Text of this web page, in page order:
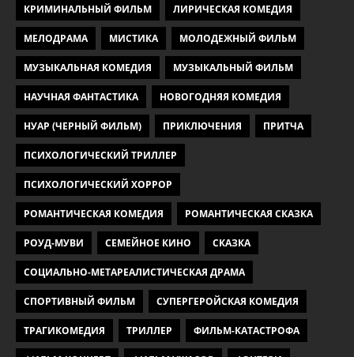
КРИМИНАЛЬНЫЙ ФИЛЬМ ЛИРИЧЕСКАЯ КОМЕДИЯ
МЕЛОДРАМА МИСТИКА МОЛОДЕЖНЫЙ ФИЛЬМ
МУЗЫКАЛЬНАЯ КОМЕДИЯ МУЗЫКАЛЬНЫЙ ФИЛЬМ
НАУЧНАЯ ФАНТАСТИКА НОВОГОДНЯЯ КОМЕДИЯ
НУАР (ЧЕРНЫЙ ФИЛЬМ) ПРИКЛЮЧЕНИЯ ПРИТЧА
ПСИХОЛОГИЧЕСКИЙ ТРИЛЛЕР
ПСИХОЛОГИЧЕСКИЙ ХОРРОР
РОМАНТИЧЕСКАЯ КОМЕДИЯ РОМАНТИЧЕСКАЯ СКАЗКА
РОУД-МУВИ СЕМЕЙНОЕ КИНО СКАЗКА
СОЦИАЛЬНО-МЕТАРЕАЛИСТИЧЕСКАЯ ДРАМА
СПОРТИВНЫЙ ФИЛЬМ СУПЕРГЕРОЙСКАЯ КОМЕДИЯ
ТРАГИКОМЕДИЯ ТРИЛЛЕР ФИЛЬМ-КАТАСТРОФА